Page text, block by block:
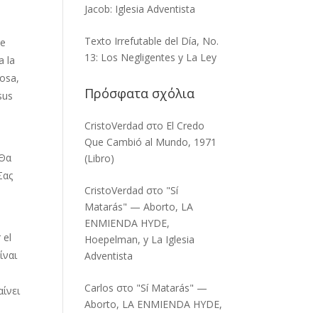
la
el
Jacob: Iglesia Adventista
Texto Irrefutable del Día, No.
13: Los Negligentes y La Ley
Πρόσφατα σχόλια
CristoVerdad στο El Credo
Que Cambió al Mundo, 1971
(Libro)
CristoVerdad στο "Sí
Matarás" — Aborto, LA
ENMIENDA HYDE,
Hoepelman, y La Iglesia
Adventista
Carlos στο "Sí Matarás" —
Aborto, LA ENMIENDA HYDE,